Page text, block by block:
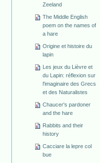
Zeeland
The Middle English
poem on the names of
a hare
Origine et histoire du
lapin
Les jeux du Lièvre et
du Lapin: réflexion sur
l'imaginaire des Grecs
et des Naturalistes
Chaucer's pardoner
and the hare
Rabbits and their
history
Cacciare la lepre col
bue